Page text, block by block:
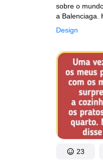
Design
sobre o
a Balenciaga.
aos tênis
outras peças
pode ficar a
nova,
ocupou um
é bem
Cristóbal
Christian
23